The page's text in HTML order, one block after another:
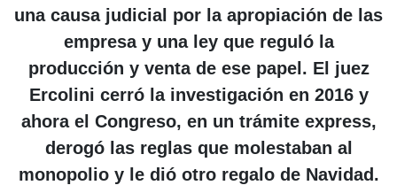
una causa judicial por la apropiación de las
empresa y una ley que reguló la
producción y venta de ese papel. El juez
Ercolini cerró la investigación en 2016 y
ahora el Congreso, en un trámite express,
derogó las reglas que molestaban al
monopolio y le dió otro regalo de Navidad.